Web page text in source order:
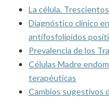
La célula.
Diagnóstico clínico
antifosfolípidos
Prevalencia de los
Células Madre
terapéuticas
Cambios sugestivos